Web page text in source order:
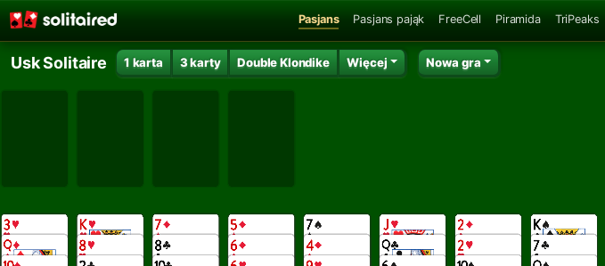
Pasjans Pasjans pająk FreeCell Piramida TriPeaks
Usk Solitaire 1 karta 3 karty Double Klondike Więcej Nowa gra